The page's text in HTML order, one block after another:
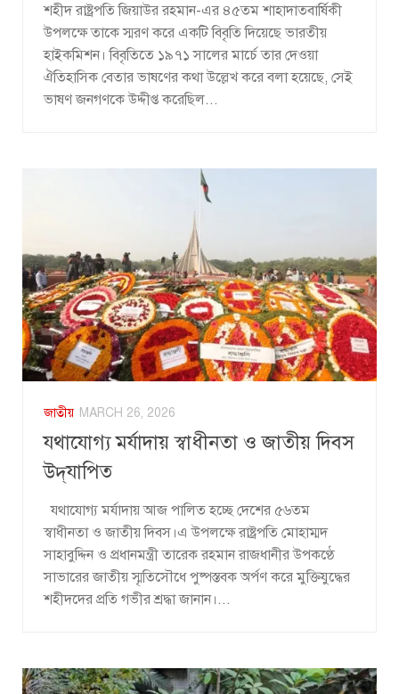
শহীদ রাষ্ট্রপতি জিয়াউর রহমান-এর ৪৫তম শাহাদাতবার্ষিকী
উপলক্ষে তাকে স্মরণ করে একটি বিবৃতি দিয়েছে ভারতীয়
হাইকমিশন। বিবৃতিতে ১৯৭১ সালের মার্চে তার দেওয়া
ঐতিহাসিক বেতার ভাষণের কথা উল্লেখ করে বলা হয়েছে, সেই
ভাষণ জনগণকে উদ্দীপ্ত করেছিল...
জাতীয় MARCH 26, 2026
যথাযোগ্য মর্যাদায় স্বাধীনতা ও জাতীয় দিবস
উদ্‌যাপিত
যথাযোগ্য মর্যাদায় আজ পালিত হচ্ছে দেশের ৫৬তম
স্বাধীনতা ও জাতীয় দিবস।এ উপলক্ষে রাষ্ট্রপতি মোহাম্মদ
সাহাবুদ্দিন ও প্রধানমন্ত্রী তারেক রহমান রাজধানীর উপকণ্ঠে
সাভারের জাতীয় স্মৃতিসৌধে পুষ্পস্তবক অর্পণ করে মুক্তিযুদ্ধের
শহীদদের প্রতি গভীর শ্রদ্ধা জানান।...